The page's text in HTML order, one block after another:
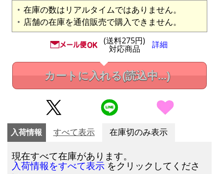
在庫の数はリアルタイムではありません。
店舗の在庫を通信販売で購入できません。
(送料275円)
対応商品 詳細
カートに入れる(読込中...)
入荷情報 すべて表示 在庫切のみ表示
現在すべて在庫があります。
入荷情報をすべて表示 をクリックしてくださ